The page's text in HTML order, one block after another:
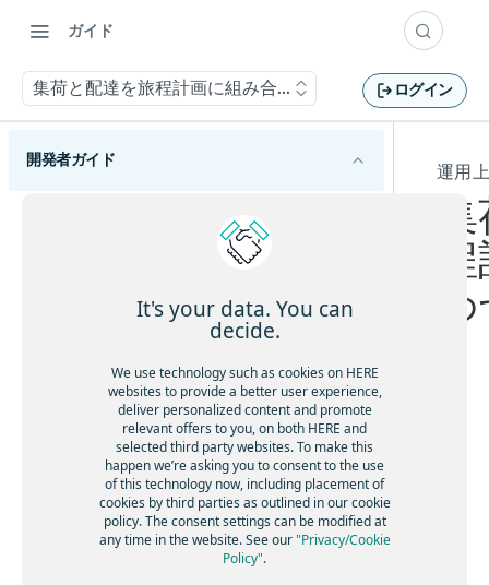
ガイド
集荷と配達を旅程計画に組み合わせる ログイン
開発者ガイド
HERE Tour Planning APIの使用を開始する
主要な概念を理解する
ソリューション
HERE Server Environment
主な概念を学習する
巡回セールスマンの問題を理解する
問題作成のベストプラクティスに従う
容量制約付き配送計画問題を解決する
オープンな車両ルート検索問題を解決する
運用上の制約があるルートを計画する
休憩を考慮する
顧客ベースのサービス所要時間を許可する
グループにジョブを割り当てる
スキルに基づいてジョブを割り当てる
ツアーごとの超過コストを計算する
運用
It's your data. You can
decide.
We use technology such as cookies on HERE
websites to provide a better user experience,
deliver personalized content and promote
relevant offers to you, on both HERE and
selected third party websites. To make this
happen we’re asking you to consent to the use
of this technology now, including placement of
cookies by third parties as outlined in our cookie
policy. The consent settings can be modified at
any time in the website. See our"Privacy/Cookie
Policy".